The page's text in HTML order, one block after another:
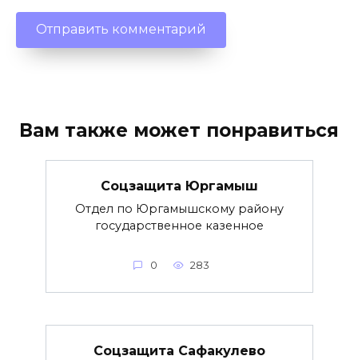
Вам также может понравиться
Соцзащита Юргамыш
Отдел по Юргамышскому району
государственное казенное
0 283
Соцзащита Сафакулево